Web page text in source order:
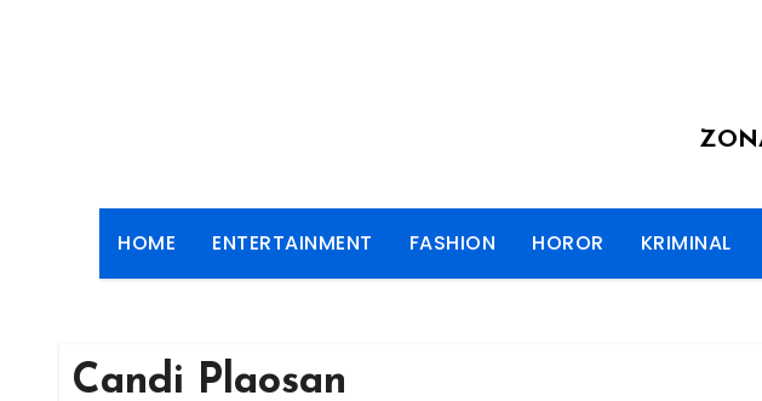
HOME ENTERTAINMENT FASHION HOROR KRIMINAL
Candi Plaosan